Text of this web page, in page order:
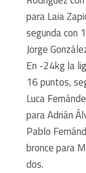
para Laia
segunda con
Jorge
En -24kg la
16 puntos,
Luca
para Adrián
Pablo
bronce para
dos.